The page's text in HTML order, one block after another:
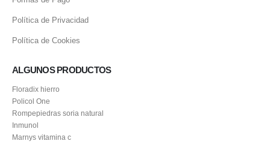
Envíos y Entregas
Formas de Pago
Política de Privacidad
Política de Cookies
Floradix hierro
Policol One
Rompepiedras soria natural